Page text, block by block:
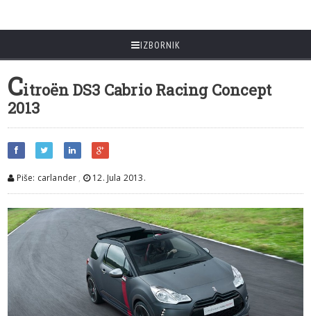
IZBORNIK
Citroën DS3 Cabrio Racing Concept
2013
Piše: carlander , 12. Jula 2013.